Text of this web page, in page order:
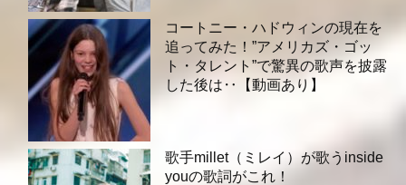
コートニー・ハドウィンの現在を
追ってみた！”アメリカズ・ゴッ
ト・タレント”で驚異の歌声を披露
した後は‥【動画あり】
歌手millet（ミレイ）が歌うinside
youの歌詞がこれ！